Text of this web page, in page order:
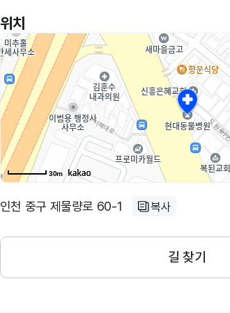
위치
30m
인천 중구 제물량로 60-1 복사
길 찾기